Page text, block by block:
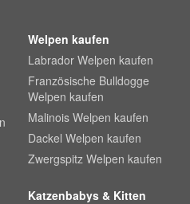
Welpen kaufen
Labrador Welpen kaufen
Französische Bulldogge
Welpen kaufen
Malinois Welpen kaufen
Dackel Welpen kaufen
Zwergspitz Welpen kaufen
Katzenbabys & Kitten